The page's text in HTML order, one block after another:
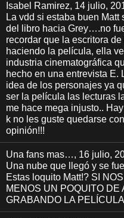
Isabel Ramirez, 14 julio,
La vdd si estaba buen
del libro hacia Grey….no
recordar que la escritora
haciendo la película, ella
industria cinematográfica
hecho en una entrevista E.
idea de los personajes ya
ser la película las lecturas
me hace mega injusto..
k no les guste quedarse
opinión!!!
Una fans mas…, 16 julio,
Una nube que llegó y se
Estas loquito Matt!? SI
MENOS UN POQUITO DE
GRABANDO LA